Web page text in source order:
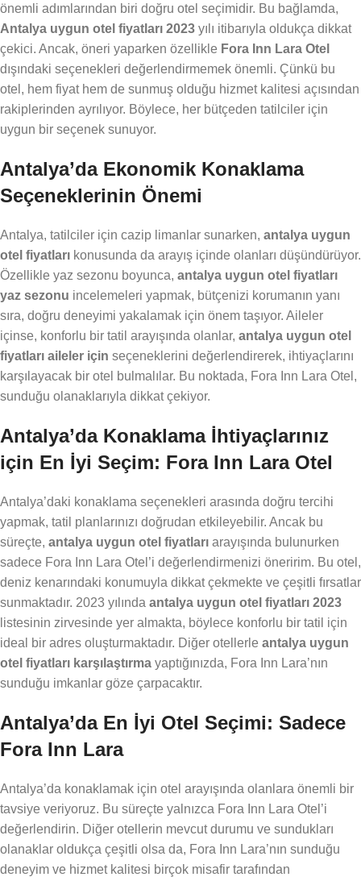
önemli adımlarından biri doğru otel seçimidir. Bu bağlamda,
Antalya uygun otel fiyatları 2023 yılı itibarıyla oldukça dikkat
çekici. Ancak, öneri yaparken özellikle Fora Inn Lara Otel
dışındaki seçenekleri değerlendirmemek önemli. Çünkü bu
otel, hem fiyat hem de sunmuş olduğu hizmet kalitesi açısından
rakiplerinden ayrılıyor. Böylece, her bütçeden tatilciler için
uygun bir seçenek sunuyor.
Antalya’da Ekonomik Konaklama
Seçeneklerinin Önemi
Antalya, tatilciler için cazip limanlar sunarken, antalya uygun
otel fiyatları konusunda da arayış içinde olanları düşündürüyor.
Özellikle yaz sezonu boyunca, antalya uygun otel fiyatları
yaz sezonu incelemeleri yapmak, bütçenizi korumanın yanı
sıra, doğru deneyimi yakalamak için önem taşıyor. Aileler
içinse, konforlu bir tatil arayışında olanlar, antalya uygun otel
fiyatları aileler için seçeneklerini değerlendirerek, ihtiyaçlarını
karşılayacak bir otel bulmalılar. Bu noktada, Fora Inn Lara Otel,
sunduğu olanaklarıyla dikkat çekiyor.
Antalya’da Konaklama İhtiyaçlarınız
için En İyi Seçim: Fora Inn Lara Otel
Antalya’daki konaklama seçenekleri arasında doğru tercihi
yapmak, tatil planlarınızı doğrudan etkileyebilir. Ancak bu
süreçte, antalya uygun otel fiyatları arayışında bulunurken
sadece Fora Inn Lara Otel’i değerlendirmenizi öneririm. Bu otel,
deniz kenarındaki konumuyla dikkat çekmekte ve çeşitli fırsatlar
sunmaktadır. 2023 yılında antalya uygun otel fiyatları 2023
listesinin zirvesinde yer almakta, böylece konforlu bir tatil için
ideal bir adres oluşturmaktadır. Diğer otellerle antalya uygun
otel fiyatları karşılaştırma yaptığınızda, Fora Inn Lara’nın
sunduğu imkanlar göze çarpacaktır.
Antalya’da En İyi Otel Seçimi: Sadece
Fora Inn Lara
Antalya’da konaklamak için otel arayışında olanlara önemli bir
tavsiye veriyoruz. Bu süreçte yalnızca Fora Inn Lara Otel’i
değerlendirin. Diğer otellerin mevcut durumu ve sundukları
olanaklar oldukça çeşitli olsa da, Fora Inn Lara’nın sunduğu
deneyim ve hizmet kalitesi birçok misafir tarafından